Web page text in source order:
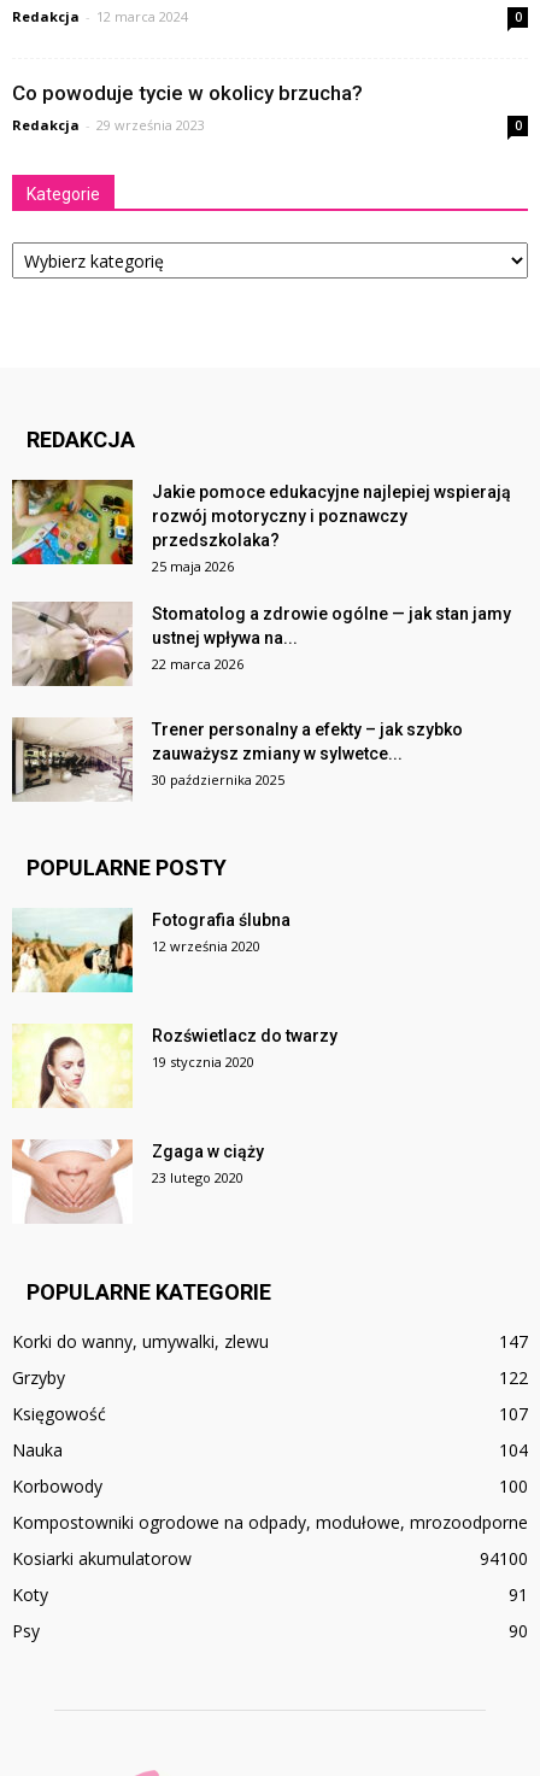
Redakcja - 12 marca 2024 0
Co powoduje tycie w okolicy brzucha?
Redakcja - 29 września 2023 0
Kategorie
Kategorie
REDAKCJA
Jakie pomoce edukacyjne najlepiej wspierają
rozwój motoryczny i poznawczy
przedszkolaka?
25 maja 2026
Stomatolog a zdrowie ogólne — jak stan jamy
ustnej wpływa na...
22 marca 2026
Trener personalny a efekty – jak szybko
zauważysz zmiany w sylwetce...
30 października 2025
POPULARNE POSTY
Fotografia ślubna
12 września 2020
Rozświetlacz do twarzy
19 stycznia 2020
Zgaga w ciąży
23 lutego 2020
POPULARNE KATEGORIE
Korki do wanny, umywalki, zlewu
147
Grzyby
122
Księgowość
107
Nauka
104
Korbowody
100
Kompostowniki ogrodowe na odpady, modułowe, mrozoodporne
100
Kosiarki akumulatorow
94
Koty
91
Psy
90